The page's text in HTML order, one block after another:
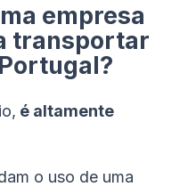
empresa
transportar
é altamente
o uso de uma